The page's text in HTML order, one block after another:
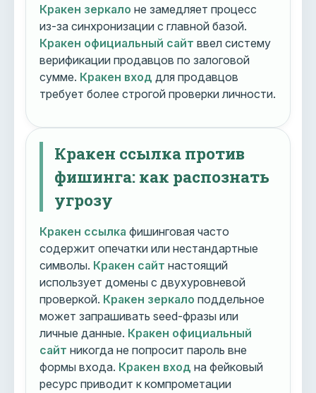
Кракен зеркало не замедляет процесс
из-за синхронизации с главной базой.
Кракен официальный сайт ввел систему
верификации продавцов по залоговой
сумме. Кракен вход для продавцов
требует более строгой проверки личности.
Кракен ссылка против
фишинга: как распознать
угрозу
Кракен ссылка фишинговая часто
содержит опечатки или нестандартные
символы. Кракен сайт настоящий
использует домены с двухуровневой
проверкой. Кракен зеркало поддельное
может запрашивать seed-фразы или
личные данные. Кракен официальный
сайт никогда не попросит пароль вне
формы входа. Кракен вход на фейковый
ресурс приводит к компрометации